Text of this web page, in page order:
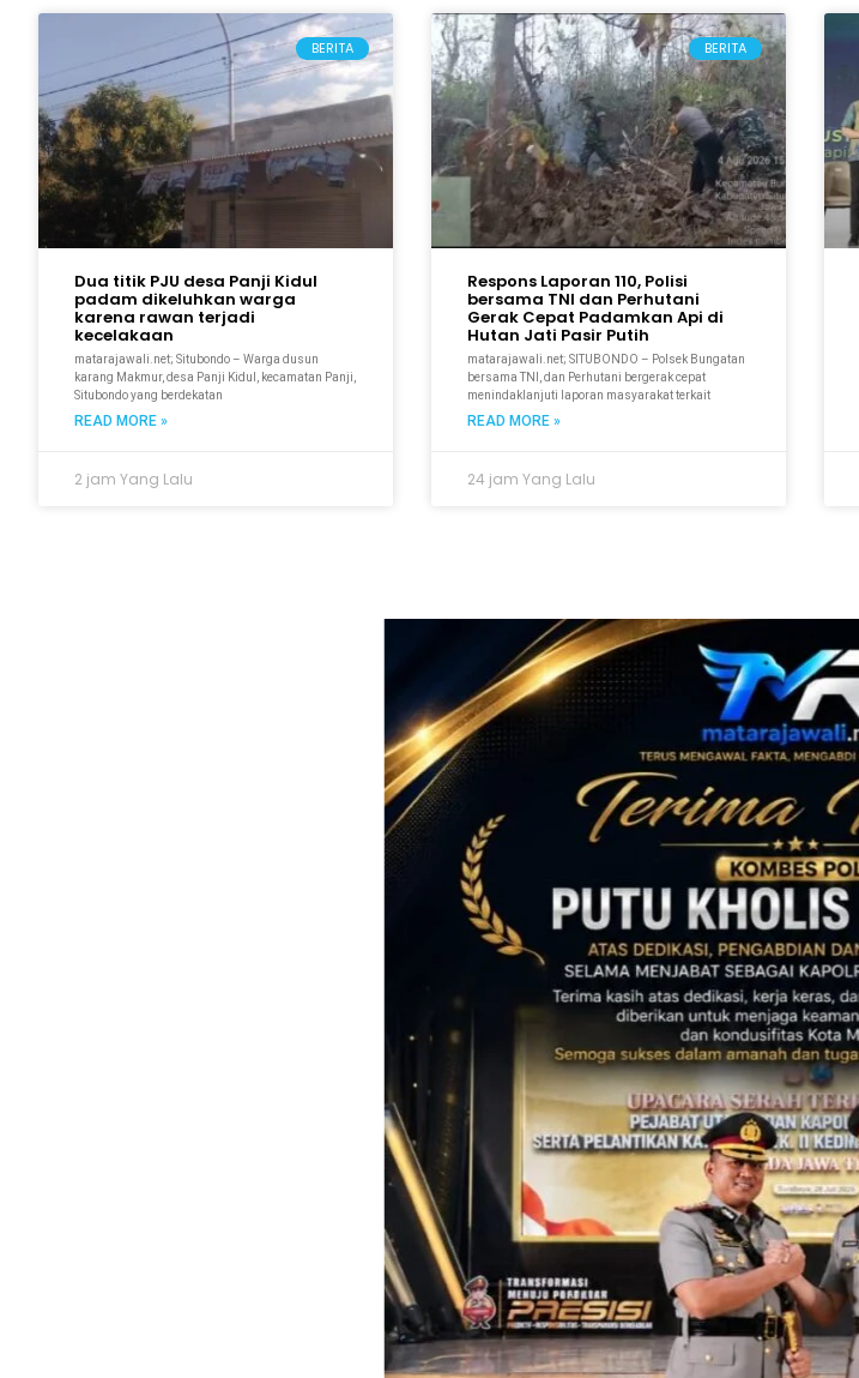
BERITA
Dua titik PJU desa Panji Kidul
padam dikeluhkan warga
karena rawan terjadi
kecelakaan
matarajawali.net; Situbondo – Warga dusun
karang Makmur, desa Panji Kidul, kecamatan Panji,
Situbondo yang berdekatan
READ MORE »
2 jam Yang Lalu
BERITA
Respons Laporan 110, Polisi
bersama TNI dan Perhutani
Gerak Cepat Padamkan Api di
Hutan Jati Pasir Putih
matarajawali.net; SITUBONDO – Polsek Bungatan
bersama TNI, dan Perhutani bergerak cepat
menindaklanjuti laporan masyarakat terkait
READ MORE »
24 jam Yang Lalu